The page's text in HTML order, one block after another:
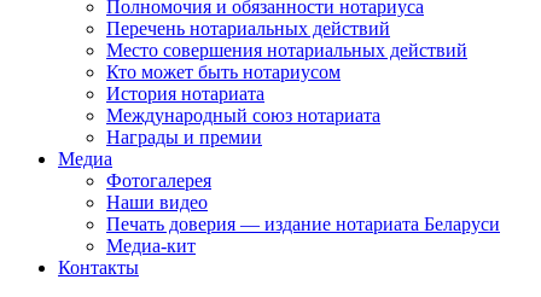
Полномочия и обязанности нотариуса
Перечень нотариальных действий
Место совершения нотариальных действий
Кто может быть нотариусом
История нотариата
Международный союз нотариата
Награды и премии
Медиа
Фотогалерея
Наши видео
Печать доверия — издание нотариата Беларуси
Медиа-кит
Контакты